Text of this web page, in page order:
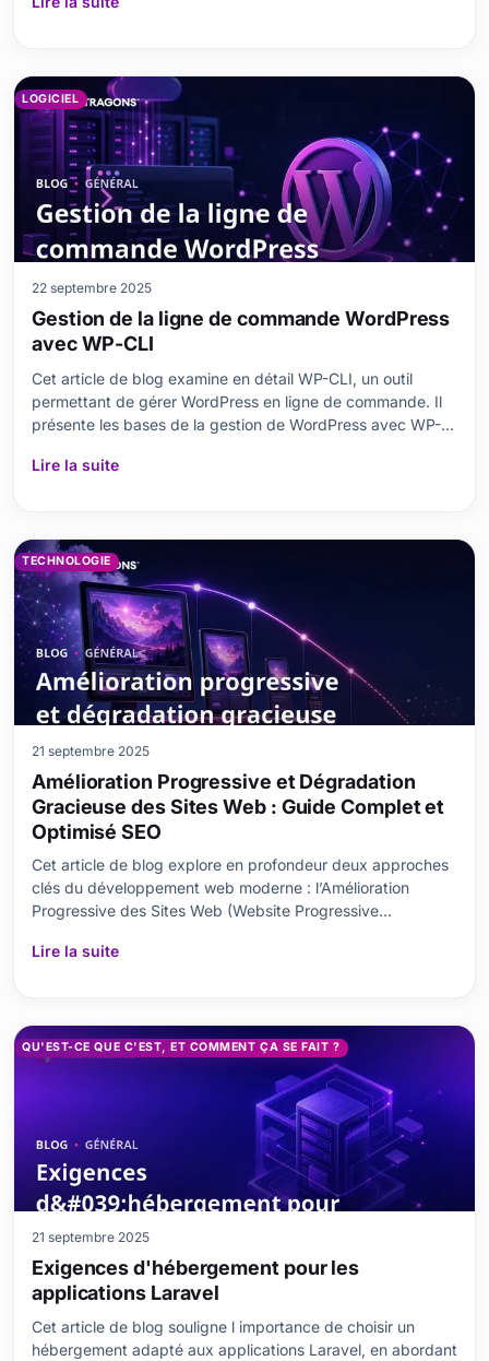
offrant des conseils pratiques sur la manipulation d URL. Il
LOGICIEL
22 septembre 2025
Gestion de la ligne de commande WordPress
avec WP-CLI
Cet article de blog examine en détail WP-CLI, un outil
permettant de gérer WordPress en ligne de commande. Il
présente les bases de la gestion de WordPress avec WP-
et les commandes de base. Il détaille également les
Lire la suite
TECHNOLOGIE
21 septembre 2025
Amélioration Progressive et Dégradation
Gracieuse des Sites Web : Guide Complet et
Optimisé SEO
Cet article de blog explore en profondeur deux approches
clés du développement web moderne : l’Amélioration
Progressive des Sites Web (Website Progressive
Degradation). Nous expliquons ce qu’est l’Amélioration
Lire la suite
QU'EST-CE QUE C'EST, ET COMMENT ÇA SE FAIT ?
21 septembre 2025
Exigences d'hébergement pour les
applications Laravel
Cet article de blog souligne l importance de choisir un
hébergement adapté aux applications Laravel, en abordant